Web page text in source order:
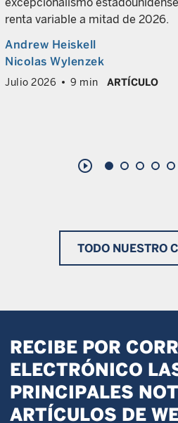
renta variable a mitad de 2026.
Andrew Heiskell
Nicolas Wylenzek
Julio 2026 9 min ARTÍCULO
play_circle_outline
TODO NUESTRO
RECIBE POR
ELECTRÓNICO
PRINCIPALES
ARTÍCULOS DE